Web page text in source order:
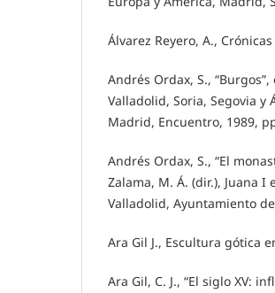
Álvarez Reyero, A.,
Andrés Ordax, S.,
Valladolid, Soria, Segovia y
Madrid, Encuentro, 1989,
Andrés Ordax, S., “El
Zalama, M. Á. (dir.), Juana
Valladolid, Ayuntamiento
Ara Gil J., Escultura gótica
Ara Gil, C. J., “El siglo XV: